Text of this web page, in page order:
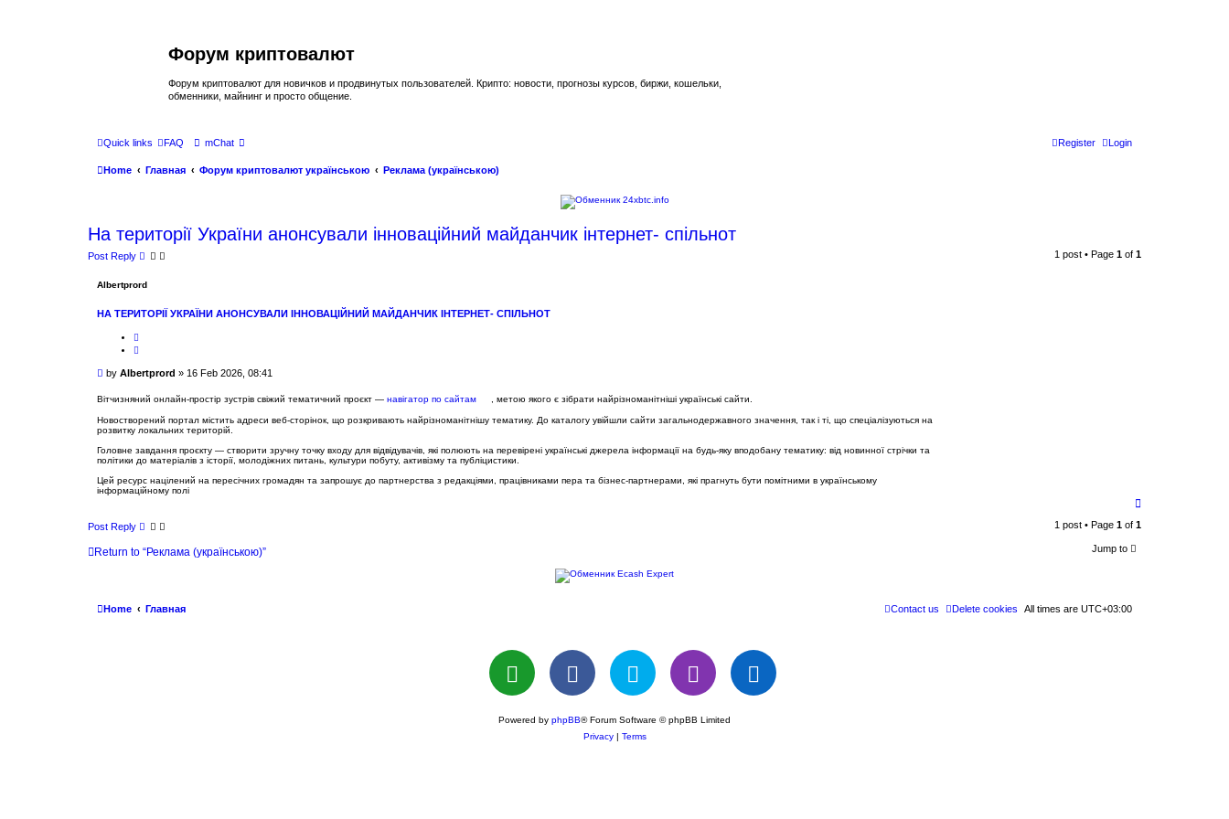
Форум криптовалют
Форум криптовалют для новичков и продвинутых пользователей. Крипто: новости, прогнозы курсов, биржи, кошельки,
обменники, майнинг и просто общение.
Quick links FAQ mChat Login
Register
Home Главная Форум криптовалют українською Реклама (українською)
На території України анонсували інноваційний майданчик інтернет- спільнот
Post Reply 1 post • Page 1 of 1
Albertprord
НА ТЕРИТОРІЇ УКРАЇНИ АНОНСУВАЛИ ІННОВАЦІЙНИЙ МАЙДАНЧИК ІНТЕРНЕТ- СПІЛЬНОТ
rt
P
s
by Albertprord » 16 Feb 2026, 08:41
Вітчизняний онлайн-простір зустрів свіжий тематичний проєкт — навігатор по сайтам , метою якого є зібрати найрізноманітніші українські сайти.
Новостворений портал містить адреси веб-сторінок, що розкривають найрізноманітнішу тематику. До каталогу увійшли сайти загальнодержавного значення, так і ті, що спеціалізуються на
розвитку локальних територій.
Головне завдання проєкту — створити зручну точку входу для відвідувачів, які полюють на перевірені українські джерела інформації на будь-яку вподобану тематику: від новинної стрічки та
політики до матеріалів з історії, молодіжних питань, культури побуту, активізму та публіцистики.
Цей ресурс націлений на пересічних громадян та запрошує до партнерства з редакціями, працівниками пера та бізнес-партнерами, які прагнуть бути помітними в українському
інформаційному полі
p
Post Reply 1 post • Page 1 of 1
Return to “Реклама (українською)” Jump to
Home Главная All times are UTC+03:00
Delete cookies
Contact us
Powered by phpBB® Forum Software © phpBB Limited
Privacy| Terms